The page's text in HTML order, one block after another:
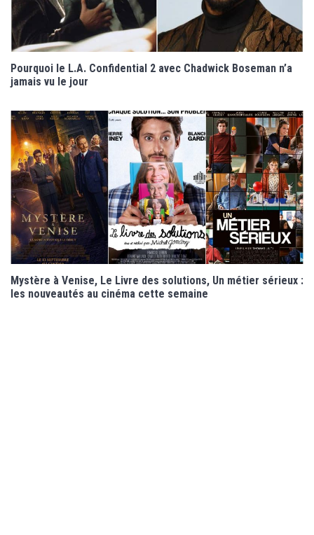
Pourquoi le L.A. Confidential 2 avec Chadwick Boseman n’a
jamais vu le jour
Mystère à Venise, Le Livre des solutions, Un métier sérieux :
les nouveautés au cinéma cette semaine